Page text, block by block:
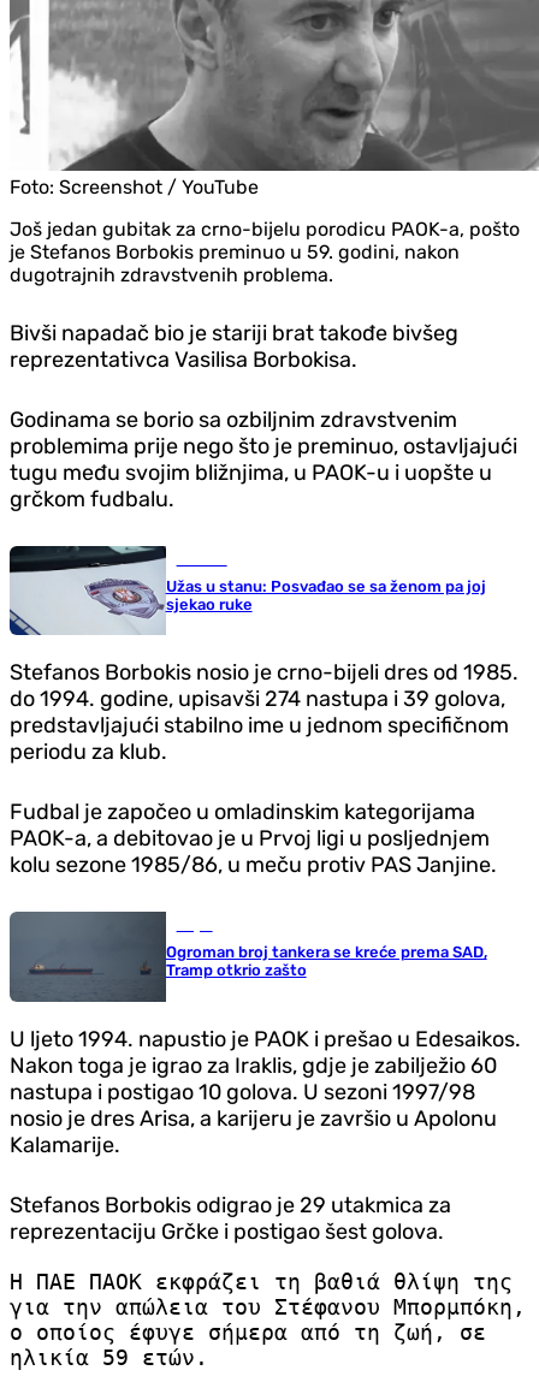
Foto: Screenshot / YouTube
Još jedan gubitak za crno-bijelu porodicu PAOK-a, pošto
je Stefanos Borbokis preminuo u 59. godini, nakon
dugotrajnih zdravstvenih problema.
Bivši napadač bio je stariji brat takođe bivšeg
reprezentativca Vasilisa Borbokisa.
Godinama se borio sa ozbiljnim zdravstvenim
problemima prije nego što je preminuo, ostavljajući
tugu među svojim bližnjima, u PAOK-u i uopšte u
grčkom fudbalu.
Užas u stanu: Posvađao se sa ženom pa joj
sjekao ruke
Stefanos Borbokis nosio je crno-bijeli dres od 1985.
do 1994. godine, upisavši 274 nastupa i 39 golova,
predstavljajući stabilno ime u jednom specifičnom
periodu za klub.
Fudbal je započeo u omladinskim kategorijama
PAOK-a, a debitovao je u Prvoj ligi u posljednjem
kolu sezone 1985/86, u meču protiv PAS Janjine.
Ogroman broj tankera se kreće prema SAD,
Tramp otkrio zašto
U ljeto 1994. napustio je PAOK i prešao u Edesaikos.
Nakon toga je igrao za Iraklis, gdje je zabilježio 60
nastupa i postigao 10 golova. U sezoni 1997/98
nosio je dres Arisa, a karijeru je završio u Apolonu
Kalamarije.
Stefanos Borbokis odigrao je 29 utakmica za
reprezentaciju Grčke i postigao šest golova.
Η ΠΑΕ ΠΑΟΚ εκφράζει τη βαθιά θλίψη της
για την απώλεια του Στέφανου Μπορμπόκη,
ο οποίος έφυγε σήμερα από τη ζωή, σε
ηλικία 59 ετών.